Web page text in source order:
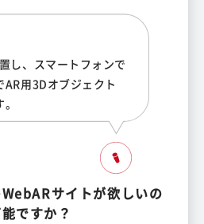
し、スマートフォンで
用3Dオブジェクト
サイトが欲しいの
ですか？